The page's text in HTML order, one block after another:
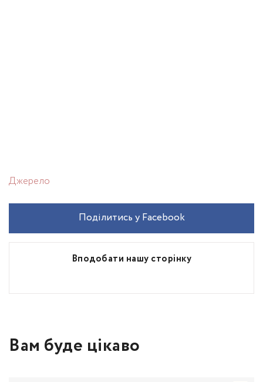
Джерело
Вподобати нашу сторінку
Поділитись у Facebook
Вам буде цікаво